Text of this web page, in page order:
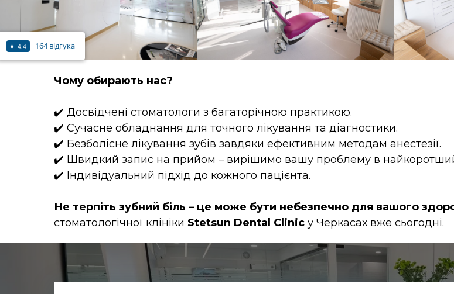
Чому обирають нас?
✔️ Досвідчені стоматологи з багаторічною практикою.
✔️ Сучасне обладнання для точного лікування та діагностики.
✔️ Безболісне лікування зубів завдяки ефективним методам анестезії.
✔️ Швидкий запис на прийом – вирішимо вашу проблему в
✔️ Індивідуальний підхід до кожного пацієнта.
Не терпіть зубний біль – це може бути небезпечно для вашого
стоматологічної клініки Stetsun Dental Clinic у Черкасах вже сьогодні.
4.4 164 відгука